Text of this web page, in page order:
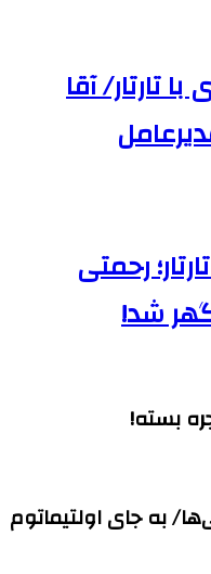
تارتار/ آقا
رحمتی
شد!
بسته!
به جای اولتیماتوم